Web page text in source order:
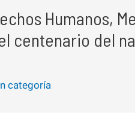
Humanos,
centenario del
categoría